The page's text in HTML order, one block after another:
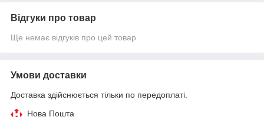
Відгуки про товар
Ще немає відгуків про цей товар
Умови доставки
Доставка здійснюється тільки по передоплаті.
Нова Пошта